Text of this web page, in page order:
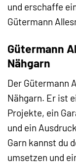
und erschaffe
Gütermann
Gütermann
Nähgarn
Der Gütermann
Nähgarn. Er ist
Projekte, ein
und ein
Garn kannst du
umsetzen und